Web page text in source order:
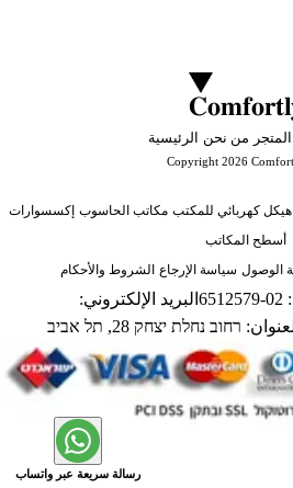
الرئيسية من نحن المتجر
Copyright 2026
هيكل كهربائي للمكتب مكاتب الحاسوب إكسسوارات
أسطح المكاتب
الوصول سياسة الإرجاع الشروط والأحكام
02-6512579
البريد الإلكتروني:
רחוב נחלת יצחק 28, תל אביב
رسالة سريعة عبر واتساب